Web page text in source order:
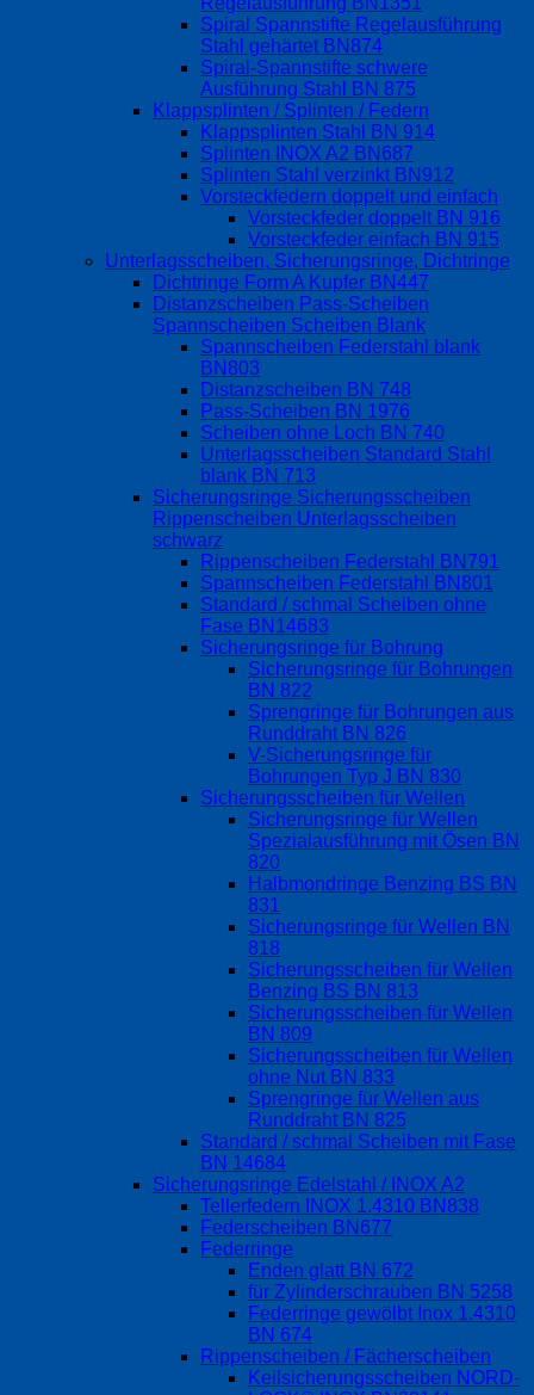
Spiral Spannstifte Regelausführung
Stahl gehärtet BN874
Spiral-Spannstifte schwere
Ausführung Stahl BN 875
Klappsplinten / Splinten / Federn
Klappsplinten Stahl BN 914
Splinten INOX A2 BN687
Splinten Stahl verzinkt BN912
Vorsteckfedern doppelt und einfach
Vorsteckfeder doppelt BN 916
Vorsteckfeder einfach BN 915
Unterlagsscheiben, Sicherungsringe, Dichtringe
Dichtringe Form A Kupfer BN447
Distanzscheiben Pass-Scheiben
Spannscheiben Scheiben Blank
Spannscheiben Federstahl blank
BN803
Distanzscheiben BN 748
Pass-Scheiben BN 1976
Scheiben ohne Loch BN 740
Unterlagsscheiben Standard Stahl
blank BN 713
Sicherungsringe Sicherungsscheiben
Rippenscheiben Unterlagsscheiben
schwarz
Rippenscheiben Federstahl BN791
Spannscheiben Federstahl BN801
Standard / schmal Scheiben ohne
Fase BN14683
Sicherungsringe für Bohrung
Sicherungsringe für Bohrungen
BN 822
Sprengringe für Bohrungen aus
Runddraht BN 826
V-Sicherungsringe für
Bohrungen Typ J BN 830
Sicherungsscheiben für Wellen
Sicherungsringe für Wellen
Spezialausführung mit Ösen BN
820
Halbmondringe Benzing BS BN
831
Sicherungsringe für Wellen BN
818
Sicherungsscheiben für Wellen
Benzing BS BN 813
Sicherungsscheiben für Wellen
BN 809
Sicherungsscheiben für Wellen
ohne Nut BN 833
Sprengringe für Wellen aus
Runddraht BN 825
Standard / schmal Scheiben mit Fase
BN 14684
Sicherungsringe Edelstahl / INOX A2
Tellerfedern INOX 1.4310 BN838
Federscheiben BN677
Federringe
Enden glatt BN 672
für Zylinderschrauben BN 5258
Federringe gewölbt Inox 1.4310
BN 674
Rippenscheiben / Fächerscheiben
Keilsicherungsscheiben NORD-